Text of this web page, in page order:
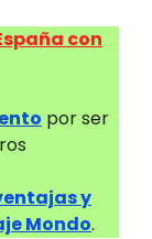
con
por ser
y
Mondo.